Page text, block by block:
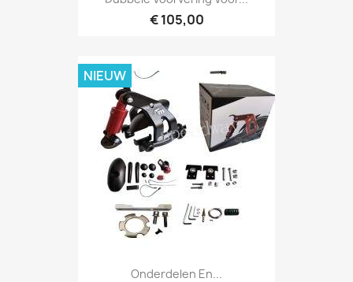
€ 105,00
Onderdelen En...
NIEUW